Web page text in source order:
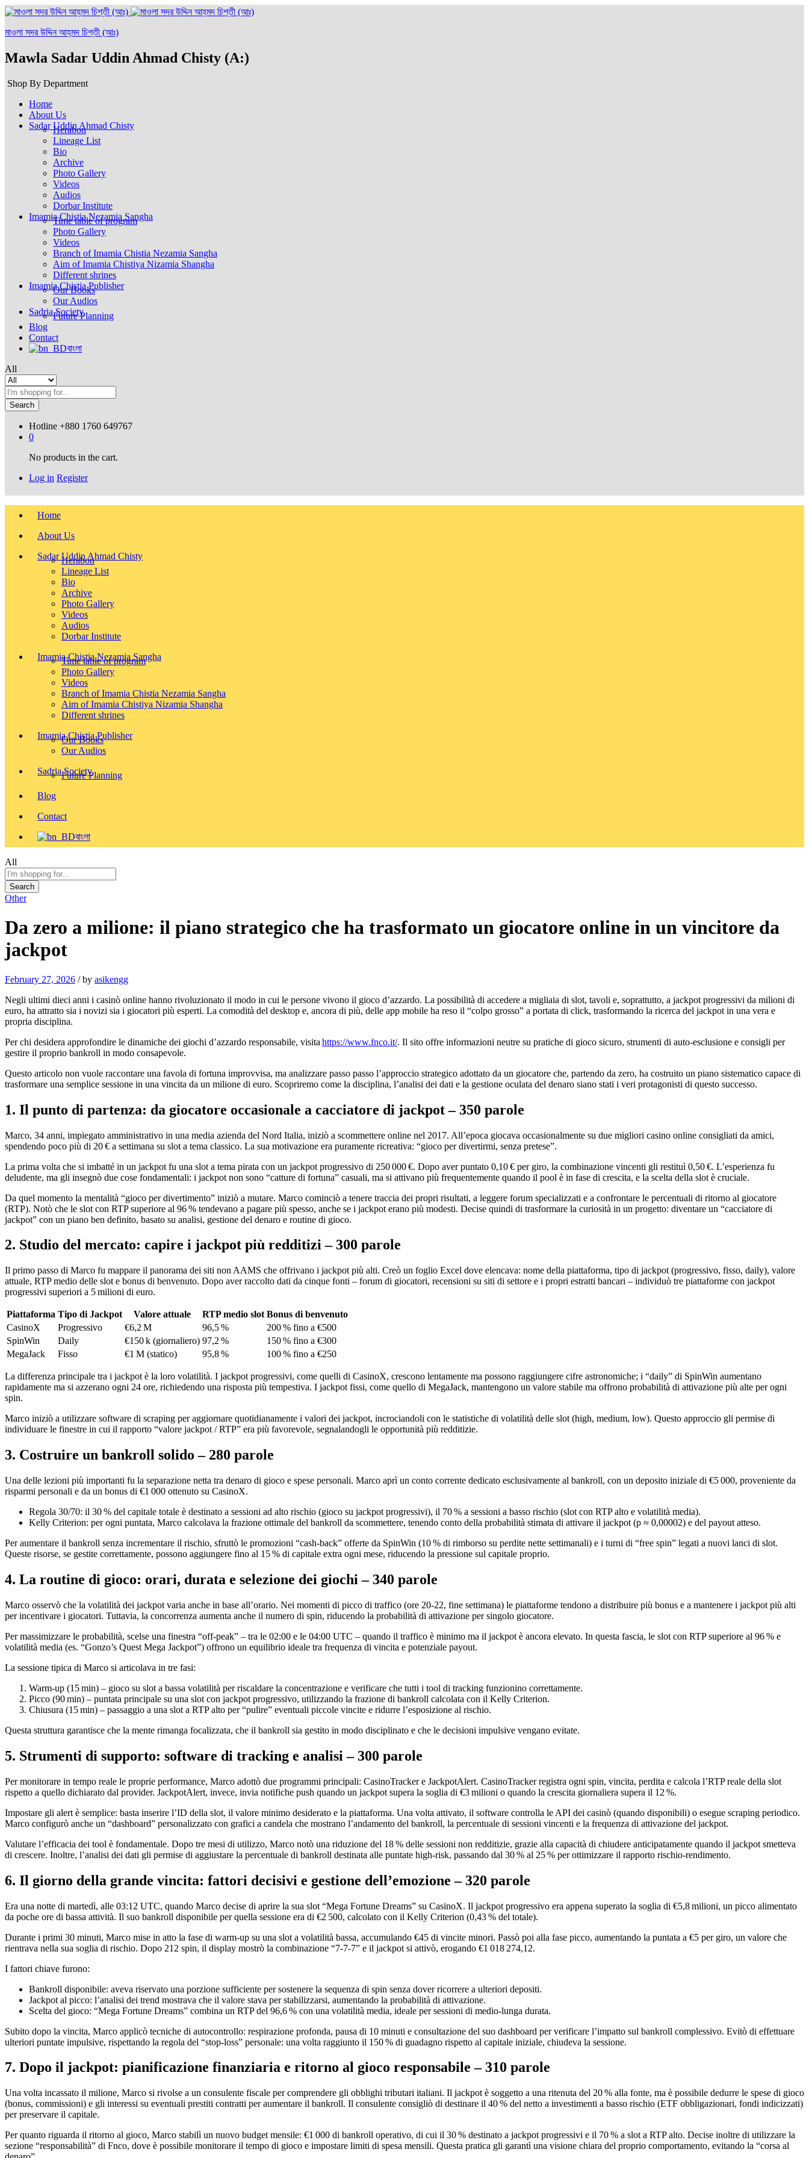
মাওলা সদর উদ্দিন আহ্‌মদ চিশ্‌তী (আঃ)
Mawla Sadar Uddin Ahmad Chisty (A:)
Shop By Department
Home
About Us
Sadar Uddin Ahmad Chisty
Herabon
Lineage List
Bio
Archive
Photo Gallery
Videos
Audios
Dorbar Institute
Imamia Chistia Nezamia Sangha
Time table of program
Photo Gallery
Videos
Branch of Imamia Chistia Nezamia Sangha
Aim of Imamia Chistiya Nizamia Shangha
Different shrines
Imamia Chistia Publisher
Our Books
Our Audios
Sadria Society
Future Planning
Blog
Contact
বাংলা
All
Search
Hotline +880 1760 649767
0
No products in the cart.
Log in Register
Home
About Us
Sadar Uddin Ahmad Chisty
Herabon
Lineage List
Bio
Archive
Photo Gallery
Videos
Audios
Dorbar Institute
Imamia Chistia Nezamia Sangha
Time table of program
Photo Gallery
Videos
Branch of Imamia Chistia Nezamia Sangha
Aim of Imamia Chistiya Nizamia Shangha
Different shrines
Imamia Chistia Publisher
Our Books
Our Audios
Sadria Society
Future Planning
Blog
Contact
বাংলা
All
Search
Other
Da zero a milione: il piano strategico che ha trasformato un giocatore online in un vincitore da
jackpot
February 27, 2026 /by asikengg
Negli ultimi dieci anni i casinò online hanno rivoluzionato il modo in cui le persone vivono il gioco d’azzardo. La possibilità di accedere a migliaia di slot, tavoli e, soprattutto, a jackpot progressivi da milioni di
euro, ha attratto sia i novizi sia i giocatori più esperti. La comodità del desktop e, ancora di più, delle app mobile ha reso il “colpo grosso” a portata di click, trasformando la ricerca del jackpot in una vera e
propria disciplina.
Per chi desidera approfondire le dinamiche dei giochi d’azzardo responsabile, visita https://www.fnco.it/. Il sito offre informazioni neutre su pratiche di gioco sicuro, strumenti di auto‑esclusione e consigli per
gestire il proprio bankroll in modo consapevole.
Questo articolo non vuole raccontare una favola di fortuna improvvisa, ma analizzare passo passo l’approccio strategico adottato da un giocatore che, partendo da zero, ha costruito un piano sistematico capace di
trasformare una semplice sessione in una vincita da un milione di euro. Scopriremo come la disciplina, l’analisi dei dati e la gestione oculata del denaro siano stati i veri protagonisti di questo successo.
1. Il punto di partenza: da giocatore occasionale a cacciatore di jackpot – 350 parole
Marco, 34 anni, impiegato amministrativo in una media azienda del Nord Italia, iniziò a scommettere online nel 2017. All’epoca giocava occasionalmente su due migliori casino online consigliati da amici,
spendendo poco più di 20 € a settimana su slot a tema classico. La sua motivazione era puramente ricreativa: “gioco per divertirmi, senza pretese”.
La prima volta che si imbatté in un jackpot fu una slot a tema pirata con un jackpot progressivo di 250 000 €. Dopo aver puntato 0,10 € per giro, la combinazione vincenti gli restituì 0,50 €. L’esperienza fu
deludente, ma gli insegnò due cose fondamentali: i jackpot non sono “catture di fortuna” casuali, ma si attivano più frequentemente quando il pool è in fase di crescita, e la scelta della slot è cruciale.
Da quel momento la mentalità “gioco per divertimento” iniziò a mutare. Marco cominciò a tenere traccia dei propri risultati, a leggere forum specializzati e a confrontare le percentuali di ritorno al giocatore
(RTP). Notò che le slot con RTP superiore al 96 % tendevano a pagare più spesso, anche se i jackpot erano più modesti. Decise quindi di trasformare la curiosità in un progetto: diventare un “cacciatore di
jackpot” con un piano ben definito, basato su analisi, gestione del denaro e routine di gioco.
2. Studio del mercato: capire i jackpot più redditizi – 300 parole
Il primo passo di Marco fu mappare il panorama dei siti non AAMS che offrivano i jackpot più alti. Creò un foglio Excel dove elencava: nome della piattaforma, tipo di jackpot (progressivo, fisso, daily), valore
attuale, RTP medio delle slot e bonus di benvenuto. Dopo aver raccolto dati da cinque fonti – forum di giocatori, recensioni su siti di settore e i propri estratti bancari – individuò tre piattaforme con jackpot
progressivi superiori a 5 milioni di euro.
Piattaforma Tipo di Jackpot Valore attuale RTP medio slot Bonus di benvenuto
CasinoX
Progressivo €6,2 M 96,5 %
200 % fino a €500
SpinWin
Daily €150 k (giornaliero) 97,2 %
150 % fino a €300
MegaJack
Fisso €1 M (statico) 95,8 % 100 % fino a €250
La differenza principale tra i jackpot è la loro volatilità. I jackpot progressivi, come quelli di CasinoX, crescono lentamente ma possono raggiungere cifre astronomiche; i “daily” di SpinWin aumentano
rapidamente ma si azzerano ogni 24 ore, richiedendo una risposta più tempestiva. I jackpot fissi, come quello di MegaJack, mantengono un valore stabile ma offrono probabilità di attivazione più alte per ogni
spin.
Marco iniziò a utilizzare software di scraping per aggiornare quotidianamente i valori dei jackpot, incrociandoli con le statistiche di volatilità delle slot (high, medium, low). Questo approccio gli permise di
individuare le finestre in cui il rapporto “valore jackpot / RTP” era più favorevole, segnalandogli le opportunità più redditizie.
3. Costruire un bankroll solido – 280 parole
Una delle lezioni più importanti fu la separazione netta tra denaro di gioco e spese personali. Marco aprì un conto corrente dedicato esclusivamente al bankroll, con un deposito iniziale di €5 000, proveniente da
risparmi personali e da un bonus di €1 000 ottenuto su CasinoX.
Regola 30/70: il 30 % del capitale totale è destinato a sessioni ad alto rischio (gioco su jackpot progressivi), il 70 % a sessioni a basso rischio (slot con RTP alto e volatilità media).
Kelly Criterion: per ogni puntata, Marco calcolava la frazione ottimale del bankroll da scommettere, tenendo conto della probabilità stimata di attivare il jackpot (p ≈ 0,00002) e del payout atteso.
Per aumentare il bankroll senza incrementare il rischio, sfruttò le promozioni “cash‑back” offerte da SpinWin (10 % di rimborso su perdite nette settimanali) e i turni di “free spin” legati a nuovi lanci di slot.
Queste risorse, se gestite correttamente, possono aggiungere fino al 15 % di capitale extra ogni mese, riducendo la pressione sul capitale proprio.
4. La routine di gioco: orari, durata e selezione dei giochi – 340 parole
Marco osservò che la volatilità dei jackpot varia anche in base all’orario. Nei momenti di picco di traffico (ore 20‑22, fine settimana) le piattaforme tendono a distribuire più bonus e a mantenere i jackpot più alti
per incentivare i giocatori. Tuttavia, la concorrenza aumenta anche il numero di spin, riducendo la probabilità di attivazione per singolo giocatore.
Per massimizzare le probabilità, scelse una finestra “off‑peak” – tra le 02:00 e le 04:00 UTC – quando il traffico è minimo ma il jackpot è ancora elevato. In questa fascia, le slot con RTP superiore al 96 % e
volatilità media (es. “Gonzo’s Quest Mega Jackpot”) offrono un equilibrio ideale tra frequenza di vincita e potenziale payout.
La sessione tipica di Marco si articolava in tre fasi:
Warm‑up (15 min) – gioco su slot a bassa volatilità per riscaldare la concentrazione e verificare che tutti i tool di tracking funzionino correttamente.
Picco (90 min) – puntata principale su una slot con jackpot progressivo, utilizzando la frazione di bankroll calcolata con il Kelly Criterion.
Chiusura (15 min) – passaggio a una slot a RTP alto per “pulire” eventuali piccole vincite e ridurre l’esposizione al rischio.
Questa struttura garantisce che la mente rimanga focalizzata, che il bankroll sia gestito in modo disciplinato e che le decisioni impulsive vengano evitate.
5. Strumenti di supporto: software di tracking e analisi – 300 parole
Per monitorare in tempo reale le proprie performance, Marco adottò due programmi principali: CasinoTracker e JackpotAlert. CasinoTracker registra ogni spin, vincita, perdita e calcola l’RTP reale della slot
rispetto a quello dichiarato dal provider. JackpotAlert, invece, invia notifiche push quando un jackpot supera la soglia di €3 milioni o quando la crescita giornaliera supera il 12 %.
Impostare gli alert è semplice: basta inserire l’ID della slot, il valore minimo desiderato e la piattaforma. Una volta attivato, il software controlla le API dei casinò (quando disponibili) o esegue scraping periodico.
Marco configurò anche un “dashboard” personalizzato con grafici a candela che mostrano l’andamento del bankroll, la percentuale di sessioni vincenti e la frequenza di attivazione del jackpot.
Valutare l’efficacia dei tool è fondamentale. Dopo tre mesi di utilizzo, Marco notò una riduzione del 18 % delle sessioni non redditizie, grazie alla capacità di chiudere anticipatamente quando il jackpot smetteva
di crescere. Inoltre, l’analisi dei dati gli permise di aggiustare la percentuale di bankroll destinata alle puntate high‑risk, passando dal 30 % al 25 % per ottimizzare il rapporto rischio‑rendimento.
6. Il giorno della grande vincita: fattori decisivi e gestione dell’emozione – 320 parole
Era una notte di martedì, alle 03:12 UTC, quando Marco decise di aprire la sua slot “Mega Fortune Dreams” su CasinoX. Il jackpot progressivo era appena superato la soglia di €5,8 milioni, un picco alimentato
da poche ore di bassa attività. Il suo bankroll disponibile per quella sessione era di €2 500, calcolato con il Kelly Criterion (0,43 % del totale).
Durante i primi 30 minuti, Marco mise in atto la fase di warm‑up su una slot a volatilità bassa, accumulando €45 di vincite minori. Passò poi alla fase picco, aumentando la puntata a €5 per giro, un valore che
rientrava nella sua soglia di rischio. Dopo 212 spin, il display mostrò la combinazione “7‑7‑7” e il jackpot si attivò, erogando €1 018 274,12.
I fattori chiave furono:
Bankroll disponibile: aveva riservato una porzione sufficiente per sostenere la sequenza di spin senza dover ricorrere a ulteriori depositi.
Jackpot al picco: l’analisi dei trend mostrava che il valore stava per stabilizzarsi, aumentando la probabilità di attivazione.
Scelta del gioco: “Mega Fortune Dreams” combina un RTP del 96,6 % con una volatilità media, ideale per sessioni di medio‑lunga durata.
Subito dopo la vincita, Marco applicò tecniche di autocontrollo: respirazione profonda, pausa di 10 minuti e consultazione del suo dashboard per verificare l’impatto sul bankroll complessivo. Evitò di effettuare
ulteriori puntate impulsive, rispettando la regola del “stop‑loss” personale: una volta raggiunto il 150 % di guadagno rispetto al capitale iniziale, chiudeva la sessione.
7. Dopo il jackpot: pianificazione finanziaria e ritorno al gioco responsabile – 310 parole
Una volta incassato il milione, Marco si rivolse a un consulente fiscale per comprendere gli obblighi tributari italiani. Il jackpot è soggetto a una ritenuta del 20 % alla fonte, ma è possibile dedurre le spese di gioco
(bonus, commissioni) e gli interessi su eventuali prestiti contratti per aumentare il bankroll. Il consulente consigliò di destinare il 40 % del netto a investimenti a basso rischio (ETF obbligazionari, fondi indicizzati)
per preservare il capitale.
Per quanto riguarda il ritorno al gioco, Marco stabilì un nuovo budget mensile: €1 000 di bankroll operativo, di cui il 30 % destinato a jackpot progressivi e il 70 % a slot a RTP alto. Decise inoltre di utilizzare la
sezione “responsabilità” di Fnco, dove è possibile monitorare il tempo di gioco e impostare limiti di spesa mensili. Questa pratica gli garantì una visione chiara del proprio comportamento, evitando la “corsa al